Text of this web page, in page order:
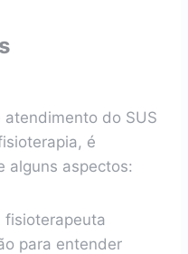
do SUS
é
alguns aspectos:
fisioterapeuta
para entender